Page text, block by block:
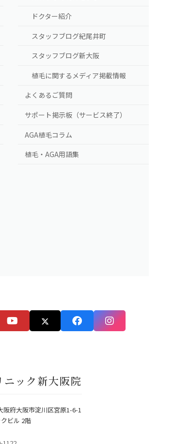
ドクター紹介
スタッフブログ紀尾井町
スタッフブログ新大阪
植毛に関するメディア掲載情報
よくあるご質問
サポート掲示板（サービス終了）
AGA植毛コラム
植毛・AGA用語集
ック新大阪院
阪府大阪市淀川区宮原1-6-1
ビル 2階